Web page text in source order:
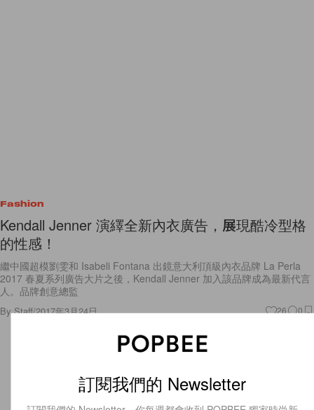
Fashion
Kendall Jenner 演繹全新內衣廣告，展現酷冷型格
的性感！
繼中國超模劉雯和 Isabeli Fontana 出鏡意大利頂級內衣品牌 La Perla
2017 春夏系列廣告大片之後，Kendall Jenner 加入該品牌成為最新代言
人。品牌創意總監
ByStaff/2017年3月24日 26 0
訂閱我們的 Newsletter